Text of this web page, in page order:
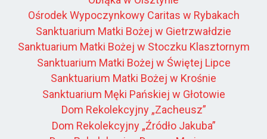
Ośrodek Wypoczynkowy Caritas w Rybakach
Sanktuarium Matki Bożej w Gietrzwałdzie
Sanktuarium Matki Bożej w Stoczku Klasztornym
Sanktuarium Matki Bożej w Świętej Lipce
Sanktuarium Matki Bożej w Krośnie
Sanktuarium Męki Pańskiej w Głotowie
Dom Rekolekcyjny „Zacheusz”
Dom Rekolekcyjny „Źródło Jakuba”